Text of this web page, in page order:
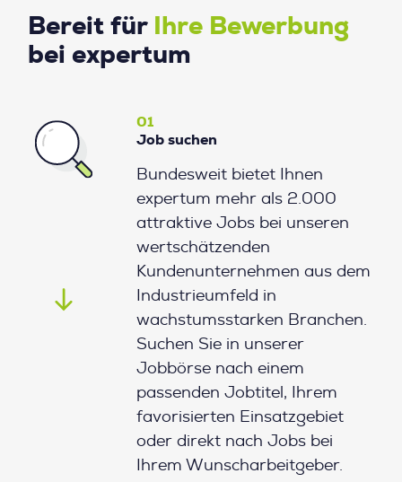
Bereit für
Ihre Bewerbung
bei expertum
01
Job suchen
Bundesweit bietet Ihnen
expertum mehr als 2.000
attraktive Jobs bei unseren
wertschätzenden
Kundenunternehmen aus dem
Industrieumfeld in
wachstumsstarken Branchen.
Suchen Sie in unserer
Jobbörse nach einem
passenden Jobtitel, Ihrem
favorisierten Einsatzgebiet
oder direkt nach Jobs bei
Ihrem Wunscharbeitgeber.